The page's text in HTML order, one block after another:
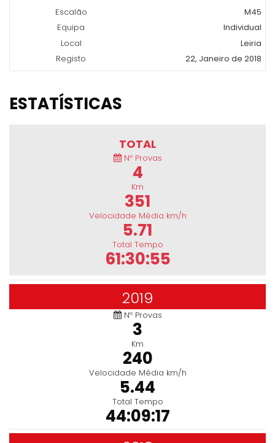
Escalão
M45
Equipa
Individual
Local
Leiria
Registo
22, Janeiro de 2018
ESTATÍSTICAS
TOTAL
Nº Provas
4
Km
351
Velocidade Média km/h
5.71
Total Tempo
61:30:55
2019
Nº Provas
3
Km
240
Velocidade Média km/h
5.44
Total Tempo
44:09:17